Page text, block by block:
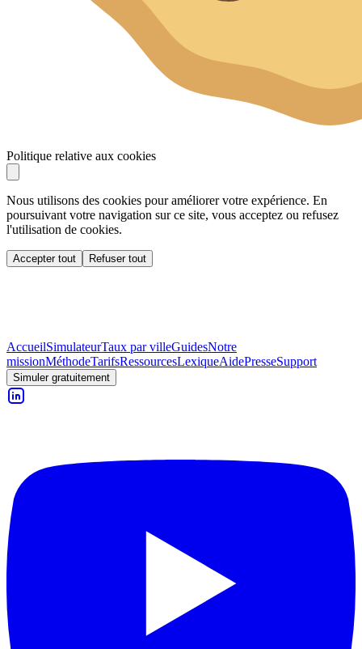
Politique relative aux cookies
Nous utilisons des cookies pour améliorer votre expérience. En
poursuivant votre navigation sur ce site, vous acceptez ou refusez
l'utilisation de cookies.
Accepter tout Refuser tout
AccueilSimulateurTaux par villeGuidesNotre
missionMéthodeTarifsRessourcesLexiqueAidePresseSupport
Simuler gratuitement